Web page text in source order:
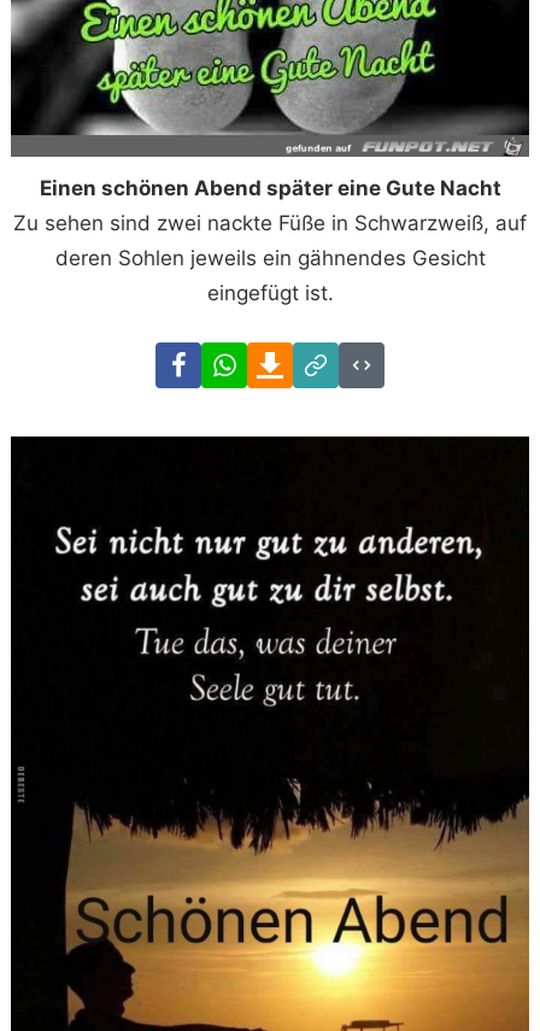
Einen schönen Abend später eine Gute Nacht
Zu sehen sind zwei nackte Füße in Schwarzweiß, auf
deren Sohlen jeweils ein gähnendes Gesicht
eingefügt ist.
FacebookWhatsAppDownload
Link
Code